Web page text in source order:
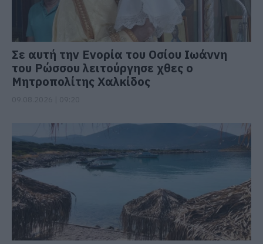
Σε αυτή την Ενορία του Οσίου Ιωάννη
του Ρώσσου λειτούργησε χθες ο
Μητροπολίτης Χαλκίδος